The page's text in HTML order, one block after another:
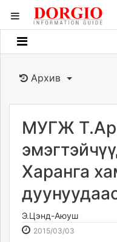
Мэдээллийн
Банк санхүү
Бизнес ААН
Төрийн
dorgio.mn
Gogo.mn
caak.mn
news.mn
zindaa.mn
Архив
МУГЖ
Харанга
Э.Цэнд-Аюуш
2015/03/03